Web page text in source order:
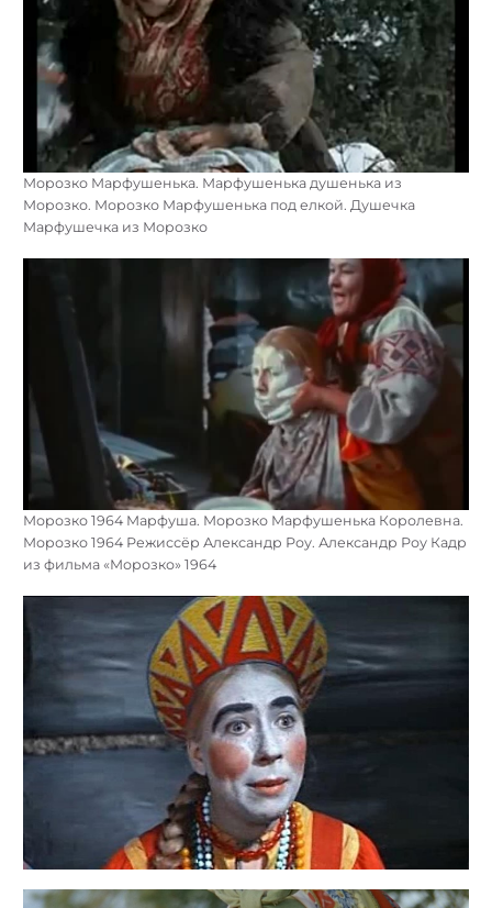
Морозко Марфушенька. Марфушенька душенька из
Морозко. Морозко Марфушенька под елкой. Душечка
Марфушечка из Морозко
Морозко 1964 Марфуша. Морозко Марфушенька Королевна.
Морозко 1964 Режиссёр Александр Роу. Александр Роу Кадр
из фильма «Морозко» 1964